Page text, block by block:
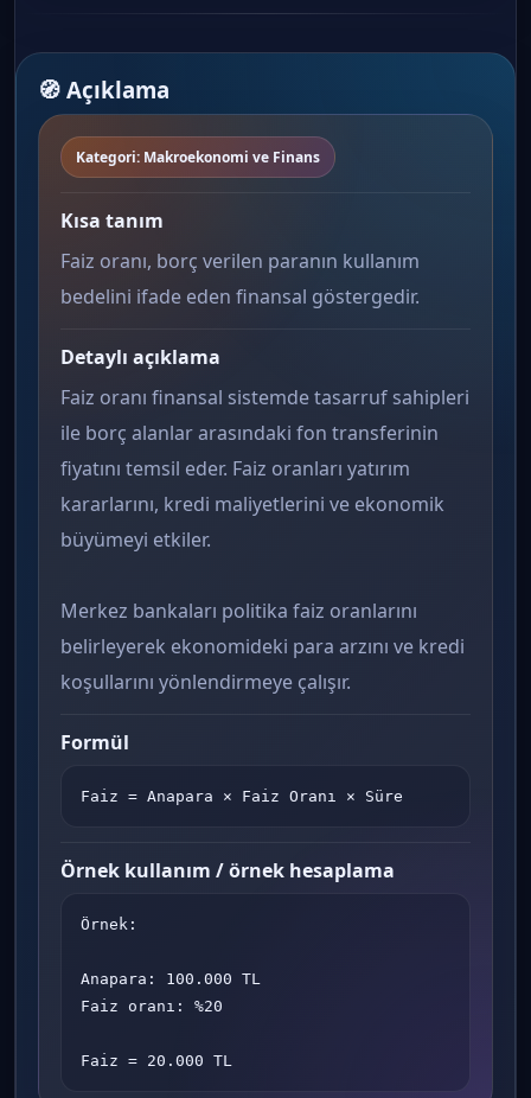
🧭 Açıklama
Kategori: Makroekonomi ve Finans
Kısa tanım
Faiz oranı, borç verilen paranın kullanım
bedelini ifade eden finansal göstergedir.
Detaylı açıklama
Faiz oranı finansal sistemde tasarruf sahipleri
ile borç alanlar arasındaki fon transferinin
fiyatını temsil eder. Faiz oranları yatırım
kararlarını, kredi maliyetlerini ve ekonomik
büyümeyi etkiler.
Merkez bankaları politika faiz oranlarını
belirleyerek ekonomideki para arzını ve kredi
koşullarını yönlendirmeye çalışır.
Formül
Faiz = Anapara × Faiz Oranı × Süre
Örnek kullanım / örnek hesaplama
Örnek:
Anapara: 100.000 TL
Faiz oranı: %20
Faiz = 20.000 TL